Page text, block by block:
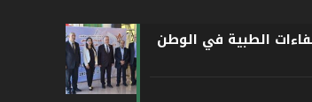
الطبية في الوطن